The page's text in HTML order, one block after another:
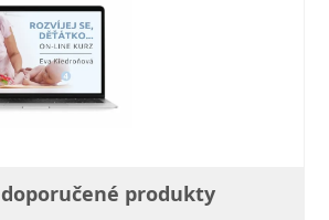
produkty